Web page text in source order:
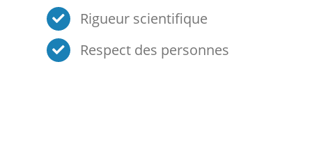
Rigueur scientifique
Respect des personnes